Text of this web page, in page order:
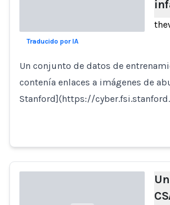
Traducido por IA
Un conjunto de datos de
contenía enlaces a imágenes de
Stanford](https://